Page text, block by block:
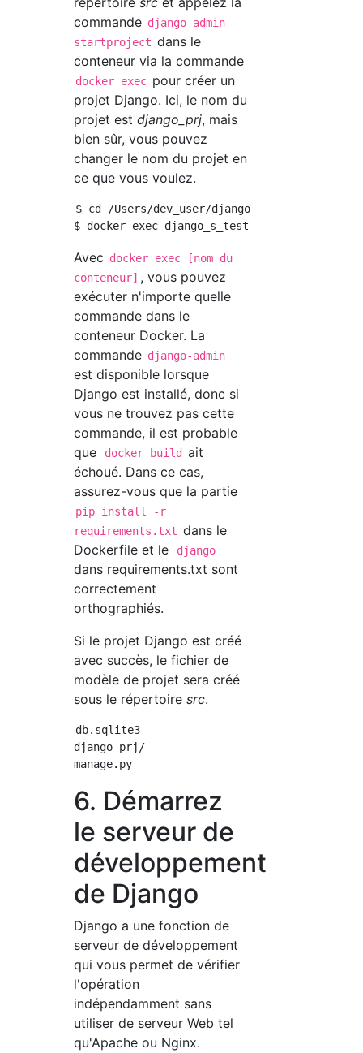
commande django-admin
startproject dans le
conteneur via la commande
docker exec pour créer un
projet Django. Ici, le nom du
projet estdjango_prj, mais
bien sûr, vous pouvez
changer le nom du projet en
ce que vous voulez.
$ cd /Users/dev_user/django_test/src
Avec docker exec [nom du
conteneur] , vous pouvez
exécuter n'importe quelle
commande dans le
conteneur Docker. La
commande django-admin
est disponible lorsque
Django est installé, donc si
vous ne trouvez pas cette
commande, il est probable
que
docker build ait
échoué. Dans ce cas,
assurez-vous que la partie
pip install -r
requirements.txt dans le
Dockerfile et le
django
dans requirements.txt sont
correctement
orthographiés.
Si le projet Django est créé
avec succès, le fichier de
modèle de projet sera créé
sous le répertoiresrc.
db.sqlite3
django_prj/
6. Démarrez
le serveur de
développement
de Django
Django a une fonction de
serveur de développement
qui vous permet de vérifier
l'opération
indépendamment sans
utiliser de serveur Web tel
qu'Apache ou Nginx.